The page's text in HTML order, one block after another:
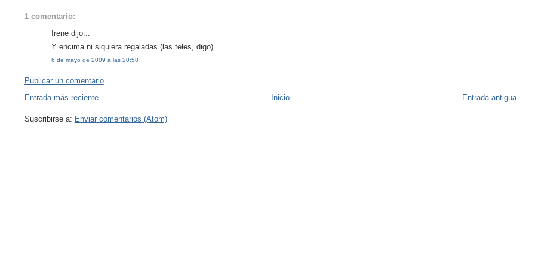
1 comentario:
Irene dijo...
Y encima ni siquiera regaladas (las teles, digo)
6 de mayo de 2009 a las 20:58
Publicar un comentario
Entrada más reciente
Entrada antigua
Inicio
Suscribirse a: Enviar comentarios (Atom)